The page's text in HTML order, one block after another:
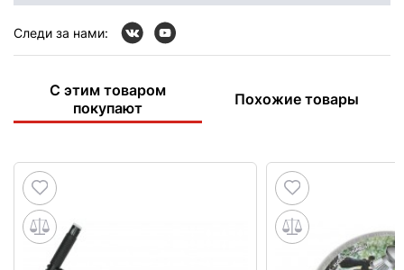
Следи за нами:
С этим товаром
покупают
Похожие товары